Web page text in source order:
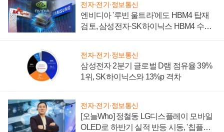
전자·전기·정보통신
엔비디아 '루빈 울트라'에도 HBM4 탑재
검토, 삼성전자·SK하이닉스 HBM4 수율
전자·전기·정보통신
삼성전자 2분기 글로벌 D램 점유율 39%
1위, SK하이닉스와 13%p 격차
전자·전기·정보통신
[오늘Who] 정철동 LG디스플레이 모바일
OLED로 하반기 실적 반등 시동, '칩플레